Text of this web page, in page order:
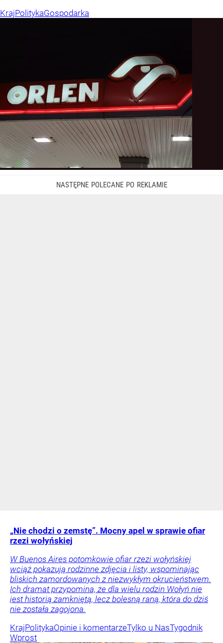
KrajPolitykaGospodarka
„Nie chodzi o zemstę”. Mocny apel w sprawie ofiar
rzezi wołyńskiej
W Buenos Aires potomkowie ofiar rzezi wołyńskiej
wciąż pokazują rodzinne zdjęcia i listy, wspominając
bliskich zamordowanych z niezwykłym okrucieństwem.
Ich dramat przypomina, że dla wielu rodzin Wołyń nie
jest historią zamkniętą, lecz bolesną raną, która do dziś
nie została zagojona.
KrajPolitykaOpinie i komentarzeTylko u NasTygodnik
Wprost